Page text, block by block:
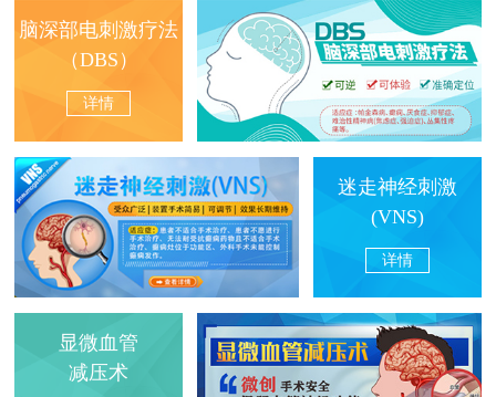
脑深部电刺激疗法
（DBS）
详情
迷走神经刺激
(VNS)
详情
显微血管
减压术